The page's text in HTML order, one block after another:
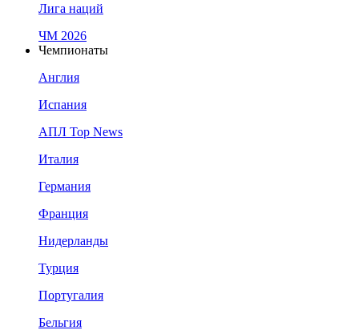
Лига наций
ЧМ 2026
Чемпионаты
Англия
Испания
АПЛ Top News
Италия
Германия
Франция
Нидерланды
Турция
Португалия
Бельгия